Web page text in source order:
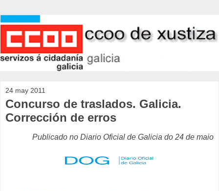
24 may 2011
Concurso de traslados. Galicia.
Corrección de erros
Publicado no Diario Oficial de Galicia do 24 de maio